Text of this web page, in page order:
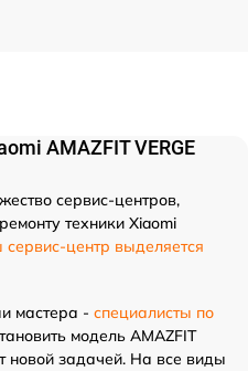
AMAZFIT VERGE
сервис-центров,
техники Xiaomi
сервис-центр выделяется
мастера - специалисты по
модель AMAZFIT
новой задачей. На все виды